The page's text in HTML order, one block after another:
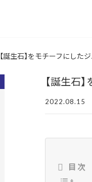
【誕生石】をモチーフにし
【誕生石
2022.08.15
目次